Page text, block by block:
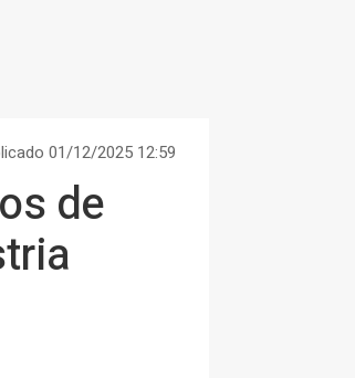
01/12/2025 12:59
de